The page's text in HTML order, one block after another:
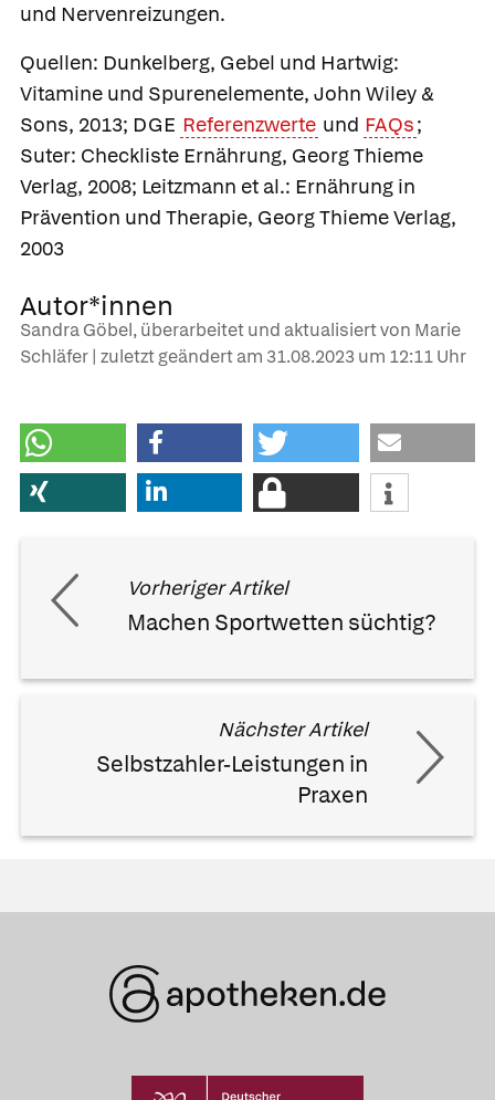
und Nervenreizungen.
Quellen: Dunkelberg, Gebel und Hartwig:
Vitamine und Spurenelemente, John Wiley &
Sons, 2013; DGE Referenzwerte und FAQs;
Suter: Checkliste Ernährung, Georg Thieme
Verlag, 2008; Leitzmann et al.: Ernährung in
Prävention und Therapie, Georg Thieme Verlag,
2003
Autor*innen
Sandra Göbel, überarbeitet und aktualisiert von Marie
Schläfer | zuletzt geändert am 31.08.2023 um 12:11 Uhr
Vorheriger Artikel
Machen Sportwetten süchtig?
Nächster Artikel
Selbstzahler-Leistungen in
Praxen